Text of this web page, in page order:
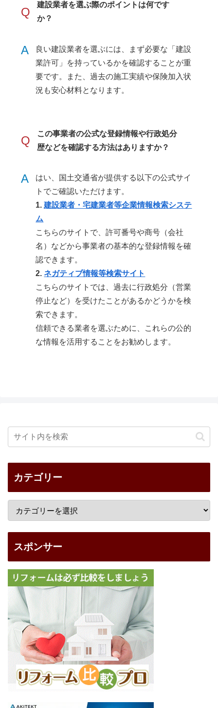
Q
建設業者を選ぶ際のポイントは何です
か？
A
良い建設業者を選ぶには、まず必要な「建設
業許可」を持っているかを確認することが重
要です。また、過去の施工実績や保険加入状
況も安心材料となります。
Q
この事業者の公式な登録情報や行政処分
歴などを確認する方法はありますか？
A
はい、国土交通省が提供する以下の公式サイ
トでご確認いただけます。
1.建設業者・宅建業者等企業情報検索システ
ム
こちらのサイトで、許可番号や商号（会社
名）などから事業者の基本的な登録情報を確
認できます。
2.ネガティブ情報等検索サイト
こちらのサイトでは、過去に行政処分（営業
停止など）を受けたことがあるかどうかを検
索できます。
信頼できる業者を選ぶために、これらの公的
な情報を活用することをお勧めします。
カテゴリー
スポンサー